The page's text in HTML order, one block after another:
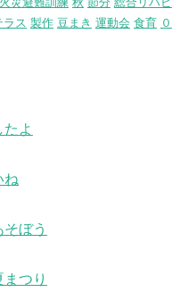
ス 製作 豆まき 運動会 食育 ０
よ
ぼう
つり